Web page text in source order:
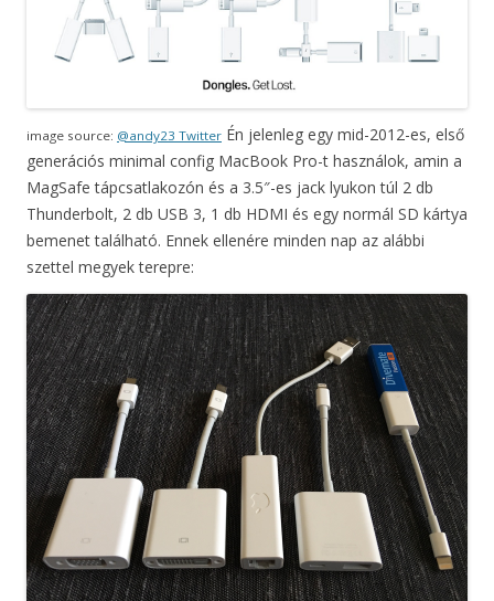
image source: @andy23 Twitter Én jelenleg egy mid-2012-es, első
generációs minimal config MacBook Pro-t használok, amin a
MagSafe tápcsatlakozón és a 3.5″-es jack lyukon túl 2 db
Thunderbolt, 2 db USB 3, 1 db HDMI és egy normál SD kártya
bemenet található. Ennek ellenére minden nap az alábbi
szettel megyek terepre: